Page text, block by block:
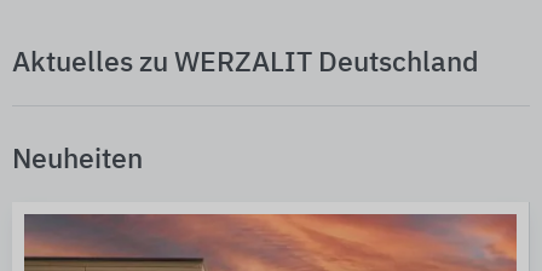
Aktuelles zu WERZALIT Deutschland
Neuheiten